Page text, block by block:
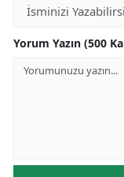
Yorum Yazın (500